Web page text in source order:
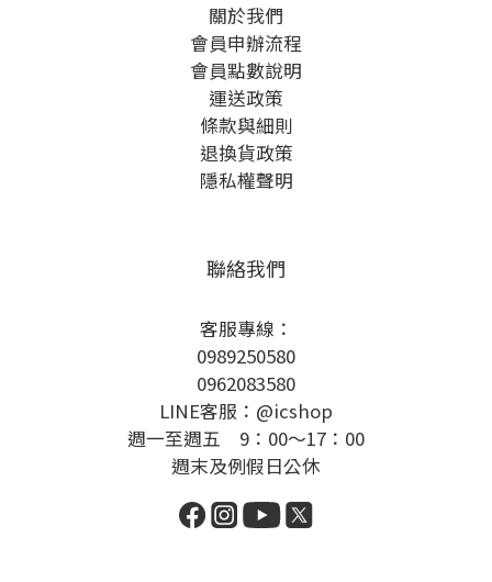
關於我們
會員申辦流程
會員點數說明
運送政策
條款與細則
退換貨政策
隱私權聲明
聯絡我們
客服專線：
0989250580
0962083580
LINE客服：@icshop
週一至週五 9：00～17：00
週末及例假日公休